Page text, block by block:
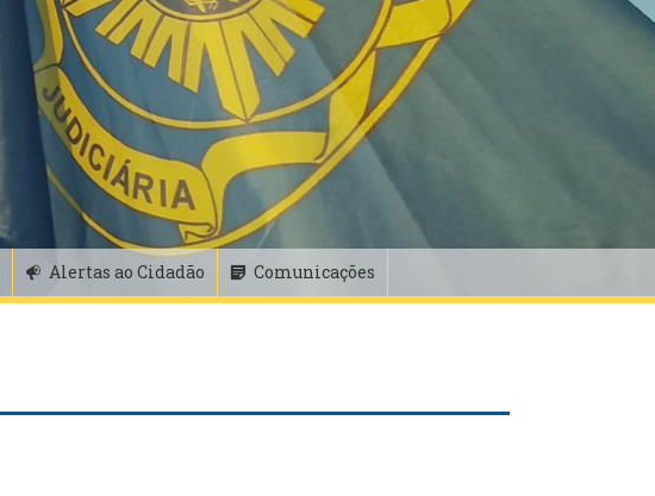
Alertas ao Cidadão Comunicações